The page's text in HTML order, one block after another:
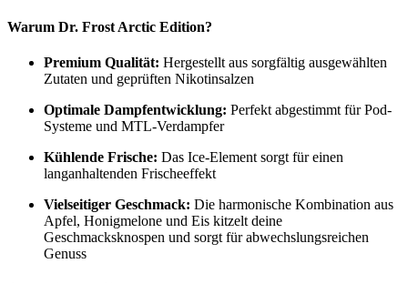
Warum Dr. Frost Arctic Edition?
Premium Qualität: Hergestellt aus sorgfältig ausgewählten
Zutaten und geprüften Nikotinsalzen
Optimale Dampfentwicklung: Perfekt abgestimmt für Pod-
Systeme und MTL-Verdampfer
Kühlende Frische: Das Ice-Element sorgt für einen
langanhaltenden Frischeeffekt
Vielseitiger Geschmack: Die harmonische Kombination aus
Apfel, Honigmelone und Eis kitzelt deine
Geschmacksknospen und sorgt für abwechslungsreichen
Genuss